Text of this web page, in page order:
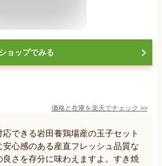
ショップでみる
価格と在庫を楽天でチェック >>
できる岩田養鶏場産の玉子セット
心感のある産直フレッシュ品質な
さを存分に味わえますよ。すき焼